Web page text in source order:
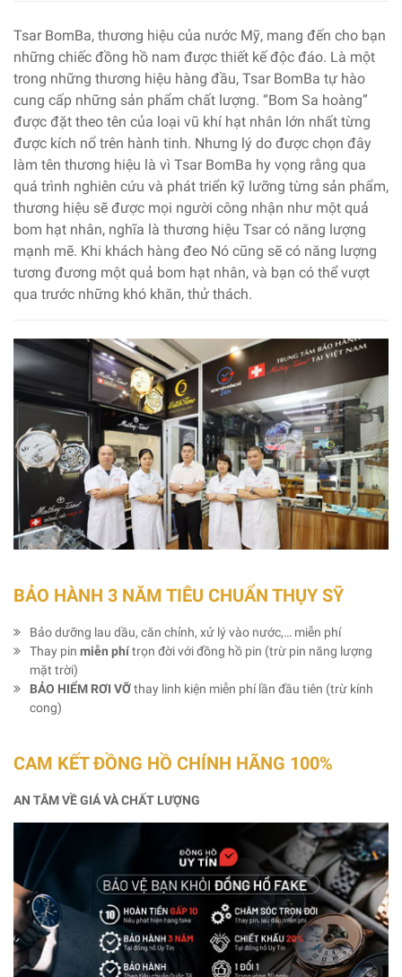
Tsar BomBa, thương hiệu của nước Mỹ, mang đến cho bạn
những chiếc đồng hồ nam được thiết kế độc đáo. Là một
trong những thương hiệu hàng đầu, Tsar BomBa tự hào
cung cấp những sản phẩm chất lượng. “Bom Sa hoàng”
được đặt theo tên của loại vũ khí hạt nhân lớn nhất từng
được kích nổ trên hành tinh. Nhưng lý do được chọn đây
làm tên thương hiệu là vì Tsar BomBa hy vọng rằng qua
quá trình nghiên cứu và phát triển kỹ lưỡng từng sản phẩm,
thương hiệu sẽ được mọi người công nhận như một quả
bom hạt nhân, nghĩa là thương hiệu Tsar có năng lượng
mạnh mẽ. Khi khách hàng đeo Nó cũng sẽ có năng lượng
tương đương một quả bom hạt nhân, và bạn có thể vượt
qua trước những khó khăn, thử thách.
BẢO HÀNH 3 NĂM TIÊU CHUẨN THỤY SỸ
Bảo dưỡng lau dầu, căn chỉnh, xử lý vào nước,… miễn phí
Thay pin miễn phítrọn đời với đồng hồ pin (trừ pin năng lượng
mặt trời)
BẢO HIỂM RƠI VỠthay linh kiện miễn phí lần đầu tiên (trừ kính
cong)
CAM KẾT ĐỒNG HỒ CHÍNH HÃNG 100%
AN TÂM VỀ GIÁ VÀ CHẤT LƯỢNG